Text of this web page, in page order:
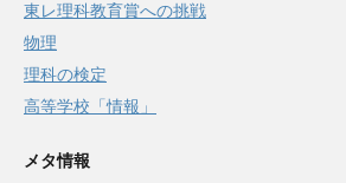
東レ理科教育賞への挑戦
物理
理科の検定
高等学校「情報」
メタ情報